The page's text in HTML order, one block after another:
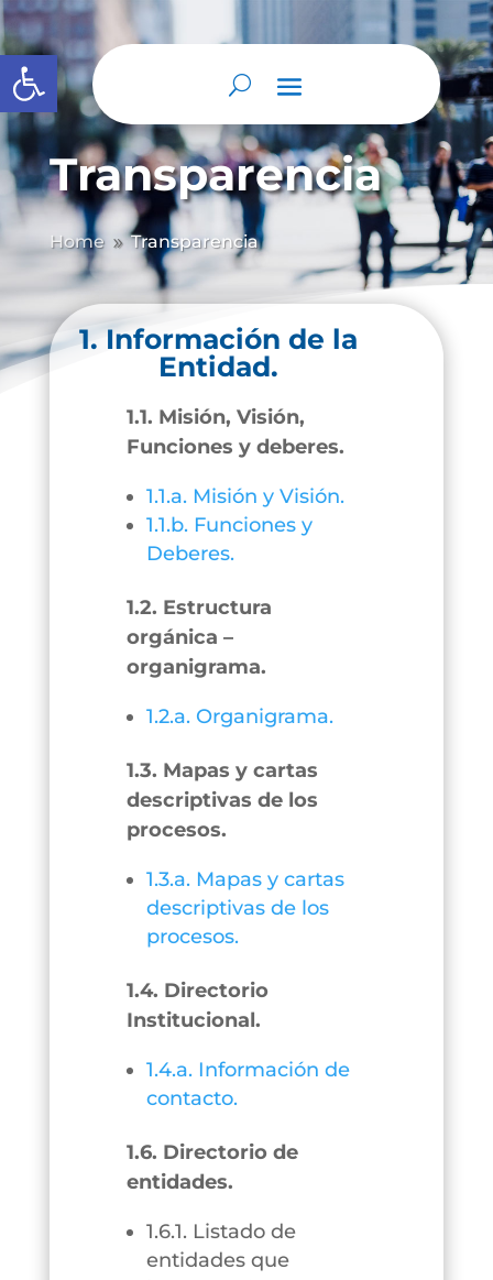
Abrir barra de herramientas
Transparencia
Home 9 Transparencia
1. Información de la
Entidad.
1.1. Misión, Visión,
Funciones y deberes.
1.1.a. Misión y Visión.
1.1.b. Funciones y
Deberes.
1.2. Estructura
orgánica –
organigrama.
1.2.a. Organigrama.
1.3. Mapas y cartas
descriptivas de los
procesos.
1.3.a. Mapas y cartas
descriptivas de los
procesos.
1.4. Directorio
Institucional.
1.4.a. Información de
contacto.
1.6. Directorio de
entidades.
1.6.1. Listado de
entidades que